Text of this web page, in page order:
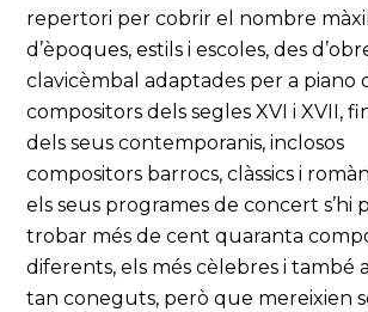
repertori per cobrir el nombre
d’èpoques, estils i escoles, des
clavicèmbal adaptades per a piano
compositors dels segles XVI i XVII,
dels seus contemporanis, inclosos
compositors barrocs, clàssics i
els seus programes de concert s’hi
trobar més de cent quaranta
diferents, els més cèlebres i també
tan coneguts, però que mereixien